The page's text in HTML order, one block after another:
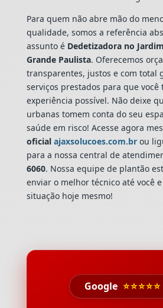
Para quem não abre mão do
qualidade, somos a referência
assunto é Dedetizadora no
Grande Paulista. Oferecemos
transparentes, justos e com total
serviços prestados para que
experiência possível. Não deixe
urbanas tomem conta do seu
saúde em risco! Acesse agora
oficial ajaxsolucoes.com.brou
para a nossa central de
6060. Nossa equipe de plantão
enviar o melhor técnico até você
situação hoje mesmo!
Google ⭐⭐⭐⭐⭐